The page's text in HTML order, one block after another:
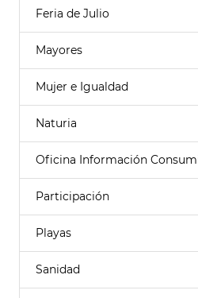
Feria de Julio
Mayores
Mujer e Igualdad
Naturia
Oficina Información
Participación
Playas
Sanidad